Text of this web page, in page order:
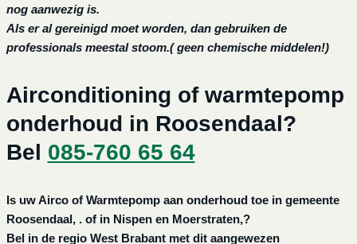
nog aanwezig is.
Als er al gereinigd moet worden, dan gebruiken de
professionals meestal stoom.( geen chemische middelen!)
Airconditioning of warmtepomp
onderhoud in Roosendaal?
Bel 085-760 65 64
Is uw Airco of Warmtepomp aan onderhoud toe in gemeente
Roosendaal, . of in Nispen en Moerstraten,?
Bel in de regio West Brabant met dit aangewezen